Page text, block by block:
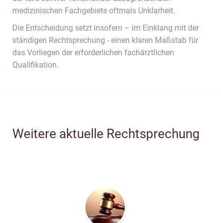
medizinischen Fachgebiete oftmals Unklarheit.
Die Entscheidung setzt insofern – im Einklang mit der
ständigen Rechtsprechung - einen klaren Maßstab für
das Vorliegen der erforderlichen fachärztlichen
Qualifikation.
Weitere aktuelle Rechtsprechung